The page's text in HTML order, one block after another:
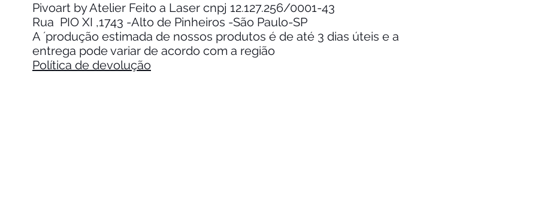
Pivoart by Atelier Feito a Laser cnpj 12.127.256/0001-43
Rua PIO XI ,1743 -Alto de Pinheiros -São Paulo-SP
A ´produção estimada de nossos produtos é de até 3 dias úteis e a
entrega pode variar de acordo com a região
Política de devolução